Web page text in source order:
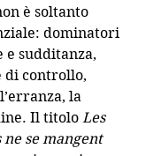
è soltanto
dominatori
e sudditanza,
di controllo,
la
Il titolo Les
ne se mangent